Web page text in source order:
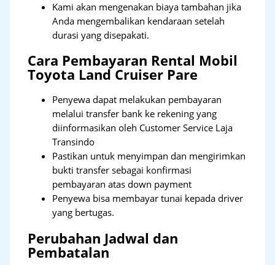
Kami akan mengenakan biaya tambahan jika
Anda mengembalikan kendaraan setelah
durasi yang disepakati.
Cara Pembayaran Rental Mobil
Toyota Land Cruiser Pare
Penyewa dapat melakukan pembayaran
melalui transfer bank ke rekening yang
diinformasikan oleh Customer Service Laja
Transindo
Pastikan untuk menyimpan dan mengirimkan
bukti transfer sebagai konfirmasi
pembayaran atas down payment
Penyewa bisa membayar tunai kepada driver
yang bertugas.
Perubahan Jadwal dan
Pembatalan